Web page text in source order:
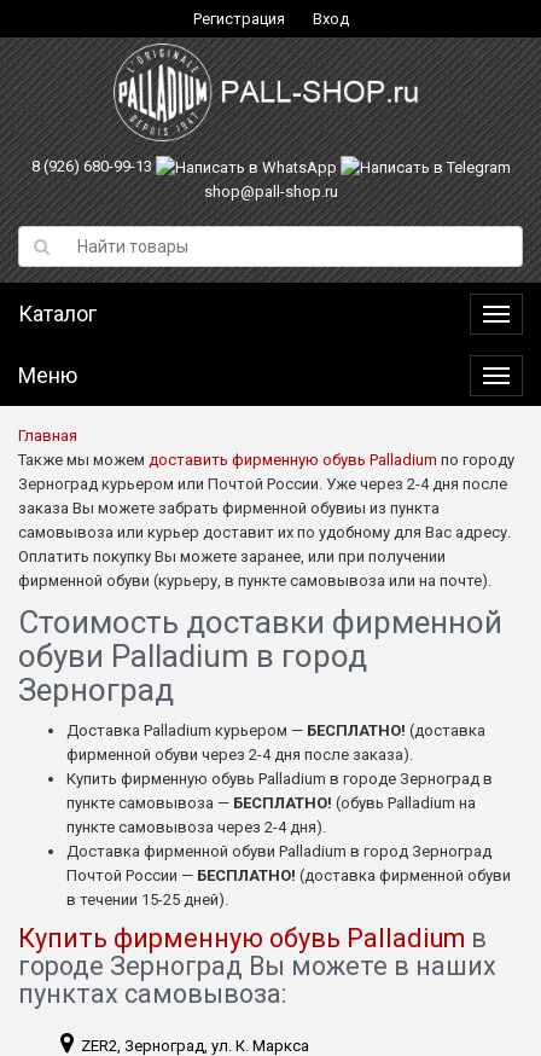
Регистрация Вход
8 (926) 680-99-13
shop@pall-shop.ru
Каталог
Меню
Меню
Главная
Также мы можем доставить фирменную обувь Palladium по городу
Зерноград курьером или Почтой России. Уже через 2-4 дня после
заказа Вы можете забрать фирменной обувиы из пункта
самовывоза или курьер доставит их по удобному для Вас адресу.
Оплатить покупку Вы можете заранее, или при получении
фирменной обуви (курьеру, в пункте самовывоза или на почте).
Стоимость доставки фирменной
обуви Palladium в город
Зерноград
Доставка Palladium курьером — БЕСПЛАТНО! (доставка
фирменной обуви через 2-4 дня после заказа).
Купить фирменную обувь Palladium в городе Зерноград в
пункте самовывоза — БЕСПЛАТНО! (обувь Palladium на
пункте самовывоза через 2-4 дня).
Доставка фирменной обуви Palladium в город Зерноград
Почтой России — БЕСПЛАТНО! (доставка фирменной обуви
в течении 15-25 дней).
Купить фирменную обувь Palladium в
городе Зерноград Вы можете в наших
пунктах самовывоза:
ZER2, Зерноград, ул. К. Маркса